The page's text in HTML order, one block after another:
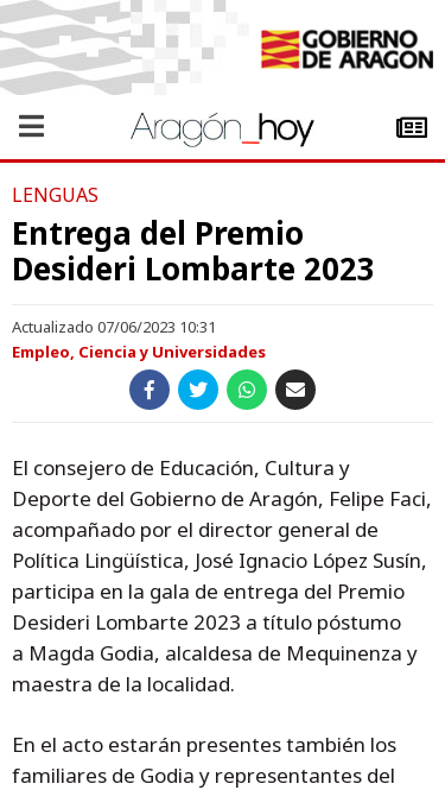
LENGUAS
Entrega del Premio
Desideri Lombarte 2023
Actualizado 07/06/2023 10:31
Empleo, Ciencia y Universidades
El consejero de Educación, Cultura y
Deporte del Gobierno de Aragón, Felipe Faci,
acompañado por el director general de
Política Lingüística, José Ignacio López Susín,
participa en la gala de entrega del Premio
Desideri Lombarte 2023 a título póstumo
a Magda Godia, alcaldesa de Mequinenza y
maestra de la localidad.
En el acto estarán presentes también los
familiares de Godia y representantes del